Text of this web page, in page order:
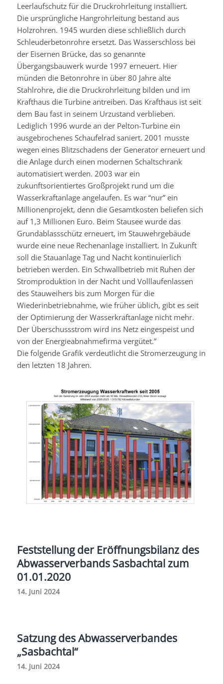
Leerlaufschutz für die Druckrohrleitung installiert.
Die ursprüngliche Hangrohrleitung bestand aus
Holzrohren. 1945 wurden diese schließlich durch
Schleuderbetonrohre ersetzt. Das Wasserschloss bei
der Eisernen Brücke, das so genannte
Übergangsbauwerk wurde 1997 erneuert. Hier
münden die Betonrohre in über 80 Jahre alte
Stahlrohre, die die Druckrohrleitung bilden und im
Krafthaus die Turbine antreiben. Das Krafthaus ist seit
dem Bau fast in seinem Urzustand verblieben.
Lediglich 1996 wurde an der Pelton-Turbine ein
ausgebrochenes Schaufelrad saniert. 2001 musste
wegen eines Blitzschadens der Generator erneuert und
die Anlage durch einen modernen Schaltschrank
automatisiert werden. 2003 war ein
zukunftsorientiertes Großprojekt rund um die
Wasserkraftanlage angelaufen. Es war “nur” ein
Millionenprojekt, denn die Gesamtkosten beliefen sich
auf 1,3 Millionen Euro. Beim Stausee wurde das
Grundablassschütz erneuert, im Stauwehrgebäude
wurde eine neue Rechenanlage installiert. In Zukunft
soll die Stauanlage Tag und Nacht kontinuierlich
betrieben werden. Ein Schwallbetrieb mit Ruhen der
Stromproduktion in der Nacht und Volllaufenlassen
des Stauweihers bis zum Morgen für die
Wiederinbetriebnahme, wie früher üblich, gibt es seit
der Optimierung der Wasserkraftanlage nicht mehr.
Der Überschussstrom wird ins Netz eingespeist und
von der Energieabnahmefirma vergütet.”
Die folgende Grafik verdeutlicht die Stromerzeugung in
den letzten 18 Jahren.
Feststellung der Eröffnungsbilanz des
Abwasserverbands Sasbachtal zum
01.01.2020
14. Juni 2024
Satzung des Abwasserverbandes
„Sasbachtal“
14. Juni 2024